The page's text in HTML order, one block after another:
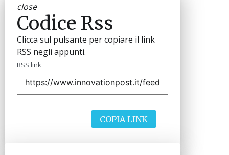
close
Codice Rss
Clicca sul pulsante per copiare il link
RSS negli appunti.
RSS link
COPIA LINK